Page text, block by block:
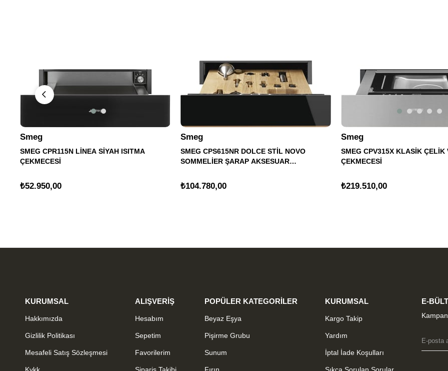
Smeg
SMEG CPR115N LİNEA SİYAH ISITMA
ÇEKMECESİ
₺52.950,00
Smeg
SMEG CPS615NR DOLCE STİL NOVO
SOMMELİER ŞARAP AKSESUAR
₺104.780,00
Smeg
SMEG CPV315X KLASİK ÇELİK
ÇEKMECESİ
₺219.510,00
KURUMSAL
Hakkımızda
Gizlilik Politikası
Mesafeli Satış Sözleşmesi
ALIŞVERİŞ
Hesabım
Sepetim
Favorilerim
POPÜLER KATEGORİLER
Beyaz Eşya
Pişirme Grubu
Sunum
KURUMSAL
Kargo Takip
Yardım
İptal İade Koşulları
E-